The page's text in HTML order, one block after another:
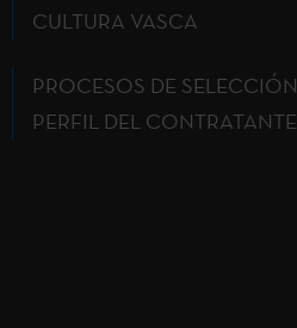
CULTURA VASCA
PROCESOS DE SELECCIÓN
PERFIL DEL CONTRATANTE